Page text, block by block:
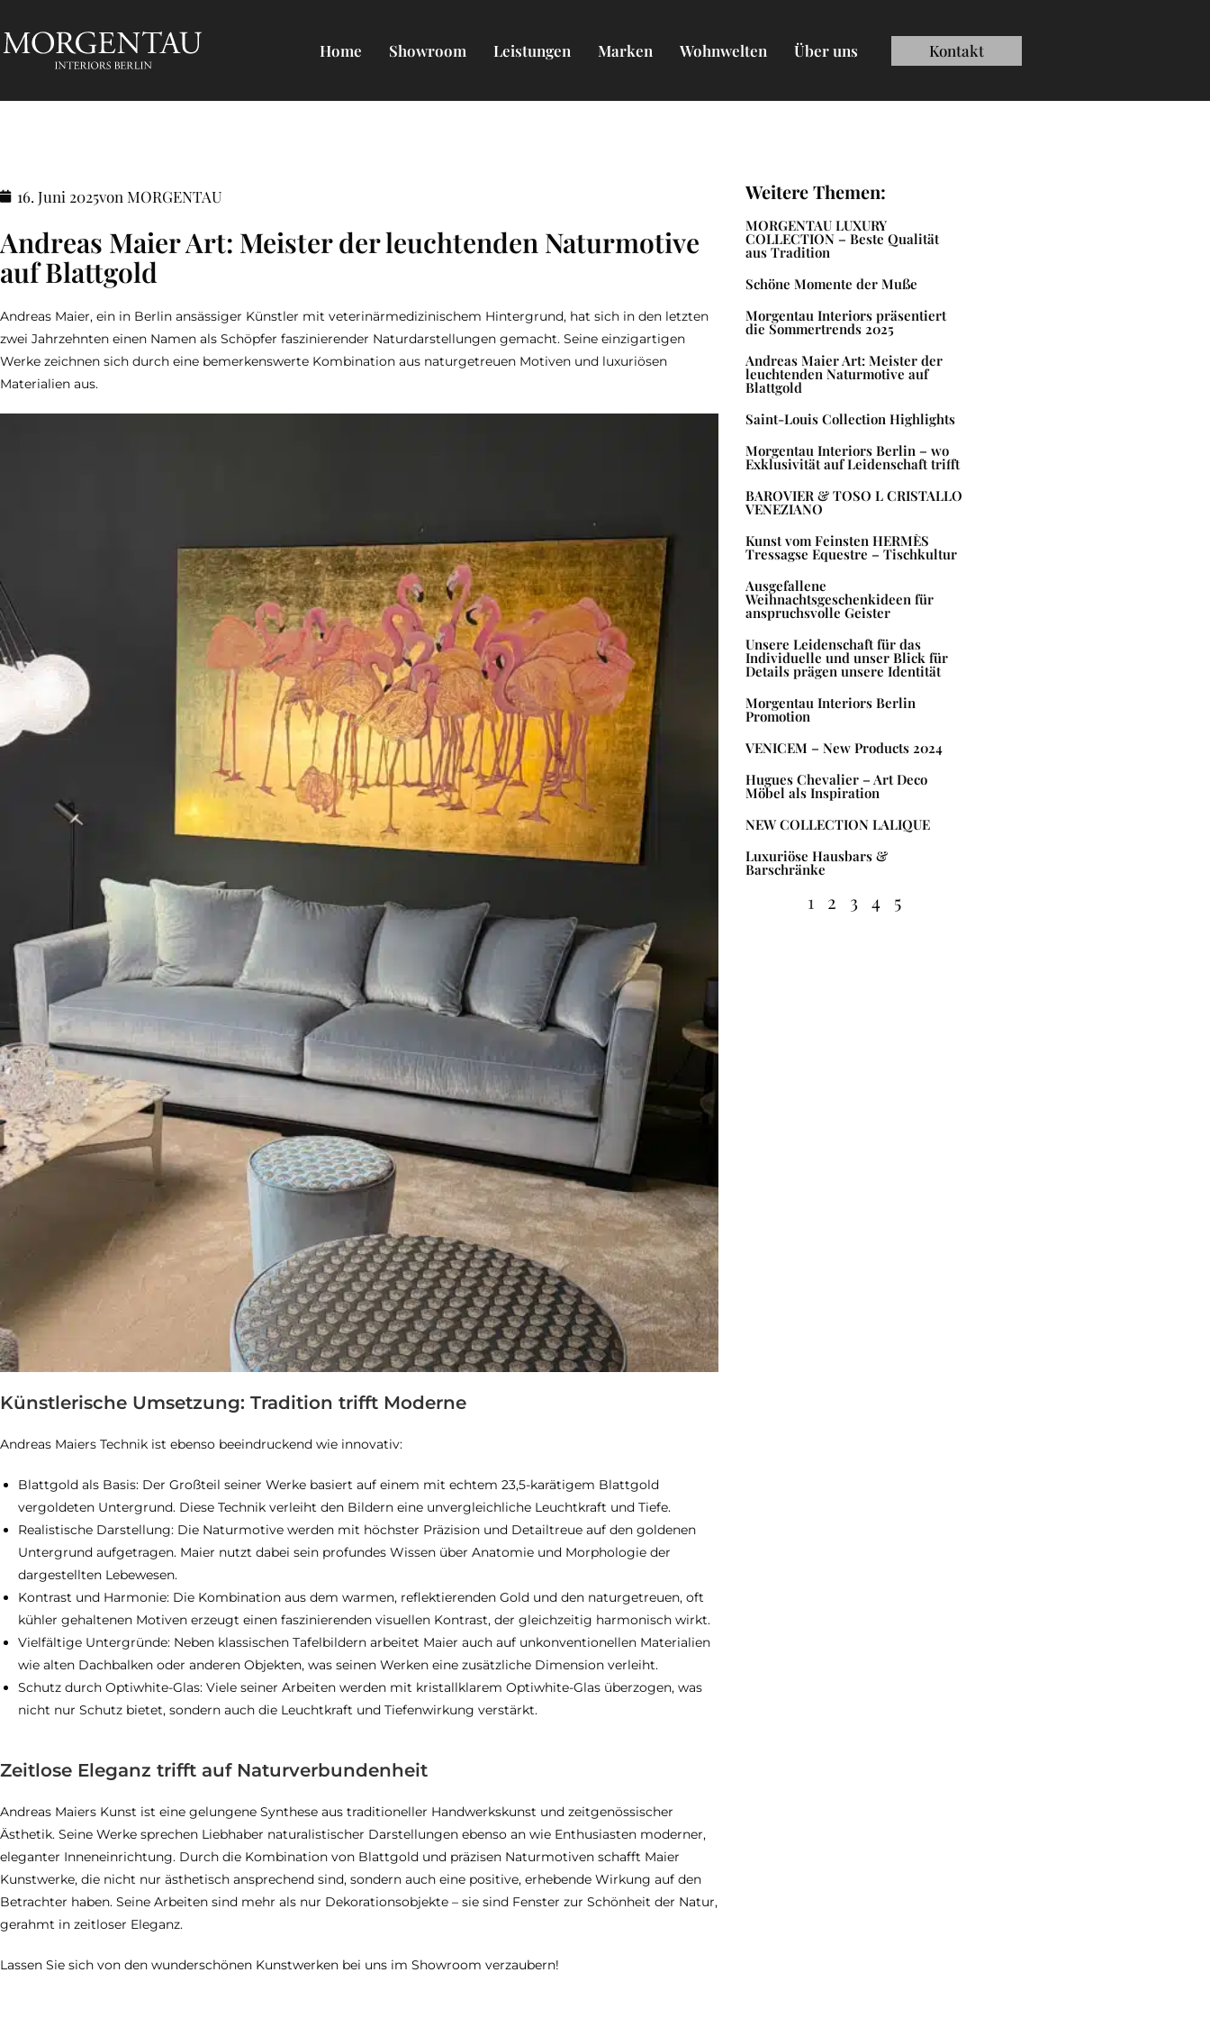
Home Showroom Leistungen Marken Wohnwelten Über uns Kontakt
16. Juni 2025von MORGENTAU
Andreas Maier Art: Meister der leuchtenden Naturmotive
auf Blattgold
Andreas Maier, ein in Berlin ansässiger Künstler mit veterinärmedizinischem Hintergrund, hat sich in den letzten
zwei Jahrzehnten einen Namen als Schöpfer faszinierender Naturdarstellungen gemacht. Seine einzigartigen
Werke zeichnen sich durch eine bemerkenswerte Kombination aus naturgetreuen Motiven und luxuriösen
Materialien aus.
Künstlerische Umsetzung: Tradition trifft Moderne
Andreas Maiers Technik ist ebenso beeindruckend wie innovativ:
Blattgold als Basis: Der Großteil seiner Werke basiert auf einem mit echtem 23,5-karätigem Blattgold
vergoldeten Untergrund. Diese Technik verleiht den Bildern eine unvergleichliche Leuchtkraft und Tiefe.
Realistische Darstellung: Die Naturmotive werden mit höchster Präzision und Detailtreue auf den goldenen
Untergrund aufgetragen. Maier nutzt dabei sein profundes Wissen über Anatomie und Morphologie der
dargestellten Lebewesen.
Kontrast und Harmonie: Die Kombination aus dem warmen, reflektierenden Gold und den naturgetreuen, oft
kühler gehaltenen Motiven erzeugt einen faszinierenden visuellen Kontrast, der gleichzeitig harmonisch wirkt.
Vielfältige Untergründe: Neben klassischen Tafelbildern arbeitet Maier auch auf unkonventionellen Materialien
wie alten Dachbalken oder anderen Objekten, was seinen Werken eine zusätzliche Dimension verleiht.
Schutz durch Optiwhite-Glas: Viele seiner Arbeiten werden mit kristallklarem Optiwhite-Glas überzogen, was
nicht nur Schutz bietet, sondern auch die Leuchtkraft und Tiefenwirkung verstärkt.
Zeitlose Eleganz trifft auf Naturverbundenheit
Andreas Maiers Kunst ist eine gelungene Synthese aus traditioneller Handwerkskunst und zeitgenössischer
Ästhetik. Seine Werke sprechen Liebhaber naturalistischer Darstellungen ebenso an wie Enthusiasten moderner,
eleganter Inneneinrichtung. Durch die Kombination von Blattgold und präzisen Naturmotiven schafft Maier
Kunstwerke, die nicht nur ästhetisch ansprechend sind, sondern auch eine positive, erhebende Wirkung auf den
Betrachter haben. Seine Arbeiten sind mehr als nur Dekorationsobjekte – sie sind Fenster zur Schönheit der Natur,
gerahmt in zeitloser Eleganz.
Lassen Sie sich von den wunderschönen Kunstwerken bei uns im Showroom verzaubern!
Weitere Themen:
MORGENTAU LUXURY
COLLECTION – Beste Qualität
aus Tradition
Schöne Momente der Muße
Morgentau Interiors präsentiert
die Sommertrends 2025
Andreas Maier Art: Meister der
leuchtenden Naturmotive auf
Blattgold
Saint-Louis Collection Highlights
Morgentau Interiors Berlin – wo
Exklusivität auf Leidenschaft trifft
BAROVIER & TOSO L CRISTALLO
VENEZIANO
Kunst vom Feinsten HERMÈS
Tressagse Equestre – Tischkultur
Ausgefallene
Weihnachtsgeschenkideen für
anspruchsvolle Geister
Unsere Leidenschaft für das
Individuelle und unser Blick für
Details prägen unsere Identität
Morgentau Interiors Berlin
Promotion
VENICEM – New Products 2024
Hugues Chevalier – Art Deco
Möbel als Inspiration
NEW COLLECTION LALIQUE
Luxuriöse Hausbars &
Barschränke
1 2 3 4 5